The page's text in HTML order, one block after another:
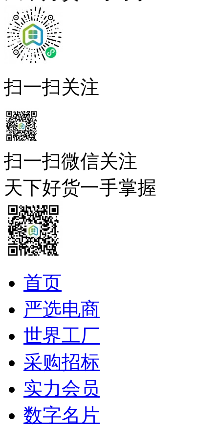
扫一扫关注
扫一扫微信关注
天下好货一手掌握
首页
严选电商
世界工厂
采购招标
实力会员
数字名片